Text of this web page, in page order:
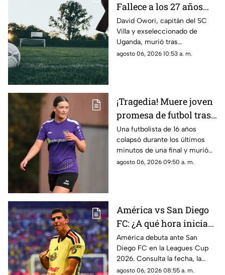
Fallece a los 27 años
joven futbolista
africano tras sufrir un
presunto asalto
David Owori, capitán del SC
Villa y exseleccionado de
Uganda, murió tras
permanecer hospitalizado por
agosto 06, 2026 10:53 a. m.
¡Tragedia! Muere joven
promesa de futbol tras
colapsar en los últimos
minutos de una final
Una futbolista de 16 años
colapsó durante los últimos
minutos de una final y murió
en el hospital; su padre
agosto 06, 2026 09:50 a. m.
América vs San Diego
FC: ¿A qué hora inicia
el partido de la Jornada
1 de la Leagues Cup
2026?
América debuta ante San
Diego FC en la Leagues Cup
2026. Consulta la fecha, la
sede y las claves del partido
agosto 06, 2026 08:55 a. m.